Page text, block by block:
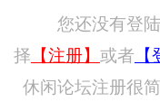
您还没有登
择 【注册】 或者 【
休闲论坛注册很